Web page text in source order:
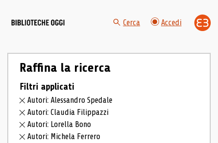
Cerca Accedi
Raffina la ricerca
Filtri applicati
Autori: Alessandro Spedale
Autori: Claudia Filippazzi
Autori: Lorella Bono
Autori: Michela Ferrero